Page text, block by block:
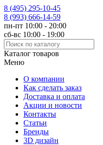
8 (495) 295-10-45
8 (993) 666-14-59
пн-пт 10:00 - 20:00
сб-вс 10:00 - 19:00
Каталог товаров
Меню
О компании
Как сделать заказ
Доставка и оплата
Акции и новости
Контакты
Статьи
Бренды
3D дизайн